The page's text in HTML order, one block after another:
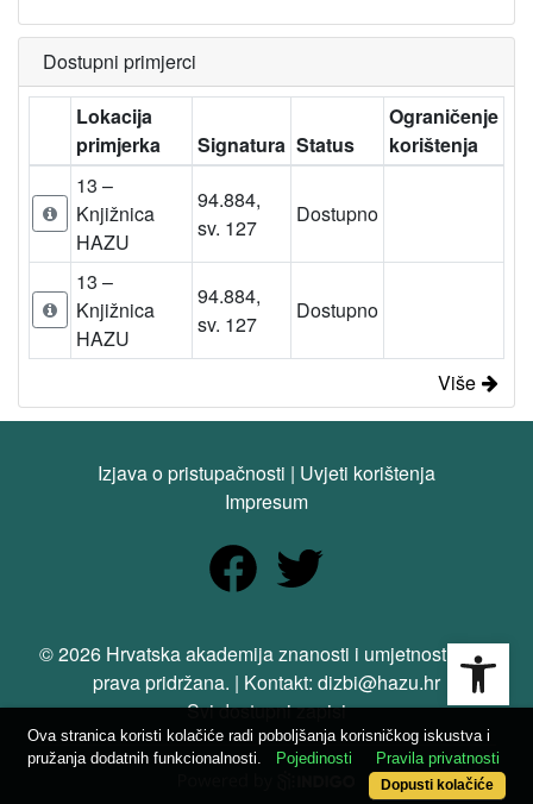
Dostupni primjerci
Lokacija
primjerka
Signatura Status
Ograničenje
korištenja
13 –
Knjižnica
HAZU
94.884,
sv. 127
Dostupno
13 –
Knjižnica
HAZU
94.884,
sv. 127
Dostupno
Više
Izjava o pristupačnosti | Uvjeti korištenja
Impresum
© 2026 Hrvatska akademija znanosti i umjetnosti. Sva
prava pridržana. | Kontakt: dizbi@hazu.hr
Svi dostupni zapisi
Ova stranica koristi kolačiće radi poboljšanja korisničkog iskustva i
pružanja dodatnih funkcionalnosti.
Pojedinosti Pravila privatnosti
Dopusti kolačiće